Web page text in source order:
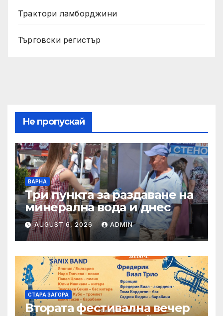
Трактори ламборджини
Търговски регистър
Не пропускай
ВАРНА
Три пункта за раздаване на
минерална вода и днес
AUGUST 6, 2026 ADMIN
СТАРА ЗАГОРА
Втората фестивална вечер